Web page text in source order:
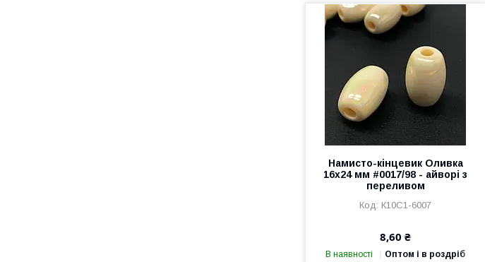
Намисто-кінцевик Оливка
16х24 мм #0017/98 - айворі з
переливом
К10С1-6007
8,60 ₴
В наявності Оптом і в роздріб